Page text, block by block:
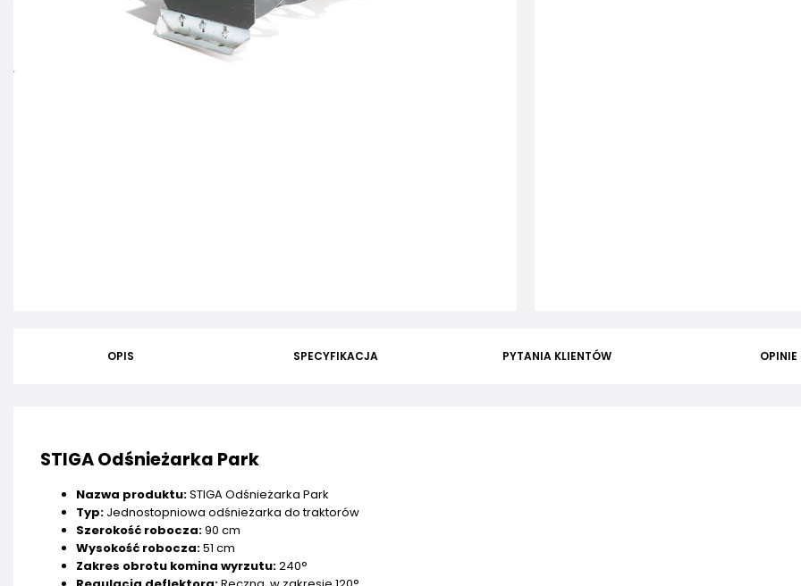
OPIS SPECYFIKACJA PYTANIA KLIENTÓW OPINIE
STIGA Odśnieżarka Park
Nazwa produktu:STIGA Odśnieżarka Park
Typ: Jednostopniowa odśnieżarka do traktorów
Szerokość robocza:90 cm
Wysokość robocza:51 cm
Zakres obrotu komina wyrzutu:240°